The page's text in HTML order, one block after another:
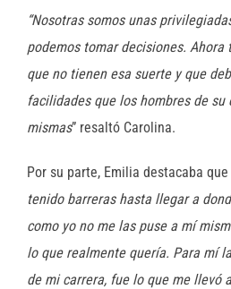
“Nosotras somos unas
podemos tomar decisiones.
que no tienen esa suerte y que
facilidades que los hombres de
mismas” resaltó Carolina.
Por su parte, Emilia destacaba que
tenido barreras hasta llegar a
como yo no me las puse a mí
lo que realmente quería. Para mí
de mi carrera, fue lo que me llevó